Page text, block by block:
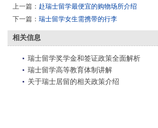
上一篇： 赴瑞士留学最便宜的购物场所介绍
下一篇： 瑞士留学女生需携带的行李
相关信息
瑞士留学奖学金和签证政策全面解析
瑞士留学高等教育体制讲解
关于瑞士居留的相关政策介绍